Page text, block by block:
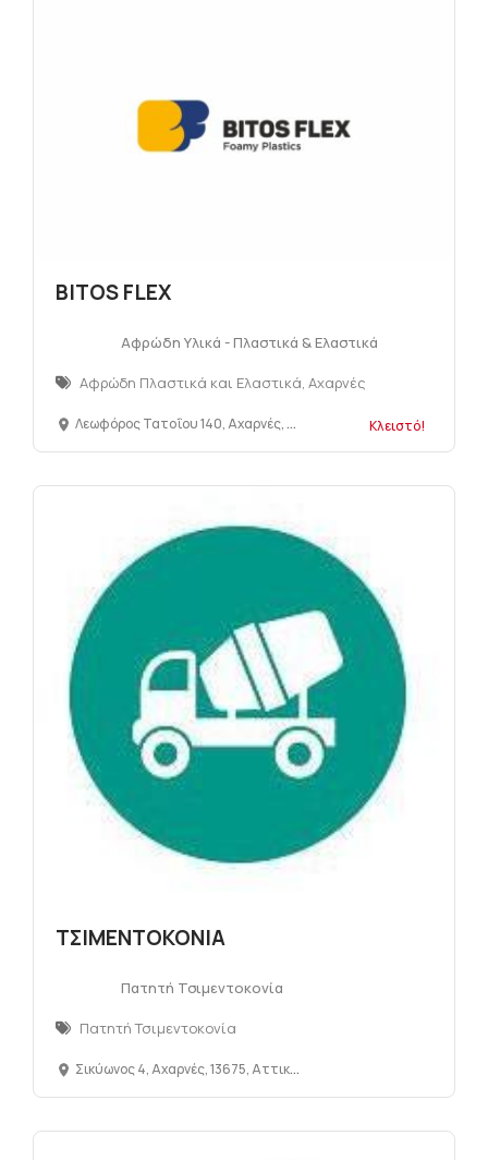
BITOS FLEX
Αφρώδη Υλικά - Πλαστικά & Ελαστικά
Αφρώδη Πλαστικά και Ελαστικά, Αχαρνές
Λεωφόρος Τατοΐου 140, Αχαρνές, Αθήνα, 13671, Αττική Κλειστό!
ΤΣΙΜΕΝΤΟΚΟΝΙΑ
Πατητή Τσιμεντοκονία
Πατητή Τσιμεντοκονία
Σικύωνος 4, Αχαρνές, 13675, Αττική, Ελλάδα